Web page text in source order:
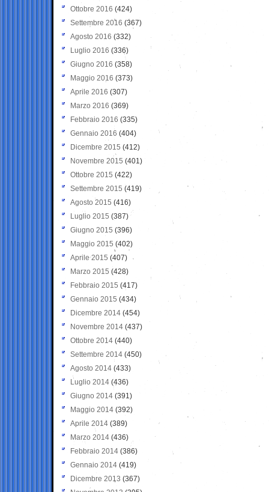
Ottobre 2016 (424)
Settembre 2016 (367)
Agosto 2016 (332)
Luglio 2016 (336)
Giugno 2016 (358)
Maggio 2016 (373)
Aprile 2016 (307)
Marzo 2016 (369)
Febbraio 2016 (335)
Gennaio 2016 (404)
Dicembre 2015 (412)
Novembre 2015 (401)
Ottobre 2015 (422)
Settembre 2015 (419)
Agosto 2015 (416)
Luglio 2015 (387)
Giugno 2015 (396)
Maggio 2015 (402)
Aprile 2015 (407)
Marzo 2015 (428)
Febbraio 2015 (417)
Gennaio 2015 (434)
Dicembre 2014 (454)
Novembre 2014 (437)
Ottobre 2014 (440)
Settembre 2014 (450)
Agosto 2014 (433)
Luglio 2014 (436)
Giugno 2014 (391)
Maggio 2014 (392)
Aprile 2014 (389)
Marzo 2014 (436)
Febbraio 2014 (386)
Gennaio 2014 (419)
Dicembre 2013 (367)